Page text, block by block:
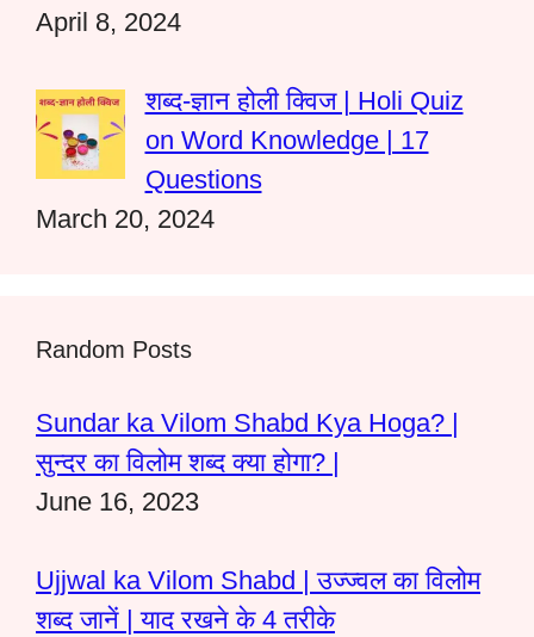
April 8, 2024
शब्द-ज्ञान होली क्विज | Holi Quiz
on Word Knowledge | 17
Questions
March 20, 2024
Random Posts
Sundar ka Vilom Shabd Kya Hoga? |
सुन्दर का विलोम शब्द क्या होगा? |
June 16, 2023
Ujjwal ka Vilom Shabd | उज्ज्वल का विलोम
शब्द जानें | याद रखने के 4 तरीके